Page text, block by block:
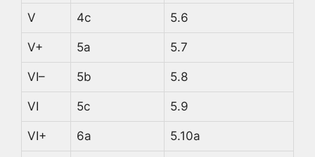
V 4с 5.6
V+ 5a 5.7
VI– 5b 5.8
VI 5c 5.9
VI+ 6a 5.10a